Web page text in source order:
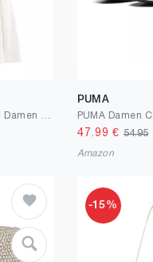
PUMA
47.99 € 54.95
Amazon
-15%